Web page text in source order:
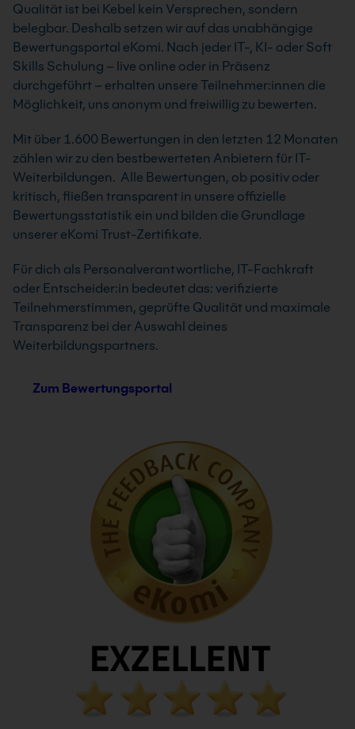
Qualität ist bei Kebel kein Versprechen, sondern
belegbar. Deshalb setzen wir auf das unabhängige
Bewertungsportal eKomi. Nach jeder IT-, KI- oder Soft
Skills Schulung – live online oder in Präsenz
durchgeführt – erhalten unsere Teilnehmer:innen die
Möglichkeit, uns anonym und freiwillig zu bewerten.
Mit über 1.600 Bewertungen in den letzten 12 Monaten
zählen wir zu den bestbewerteten Anbietern für IT-
Weiterbildungen. Alle Bewertungen, ob positiv oder
kritisch, fließen transparent in unsere offizielle
Bewertungsstatistik ein und bilden die Grundlage
unserer eKomi Trust-Zertifikate.
Für dich als Personalverantwortliche, IT-Fachkraft
oder Entscheider:in bedeutet das: verifizierte
Teilnehmerstimmen, geprüfte Qualität und maximale
Transparenz bei der Auswahl deines
Weiterbildungspartners.
Zum Bewertungsportal